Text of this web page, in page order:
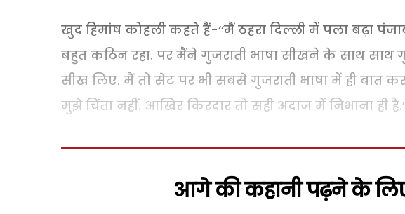
खुद हिमांष कोहली कहते हैं-‘‘मैं ठहरा दिल्ली में पला बढ़ा
बहुत कठिन रहा. पर मैंने गुजराती भाषा सीखने के साथ साथ
सीख लिए. मैं तो सेट पर भी सबसे गुजराती भाषा में ही बात
मुझे चिंता नहीं. आखिर किरदार तो सही अदाज में निभाना ही
आगे की कहानी पढ़ने के